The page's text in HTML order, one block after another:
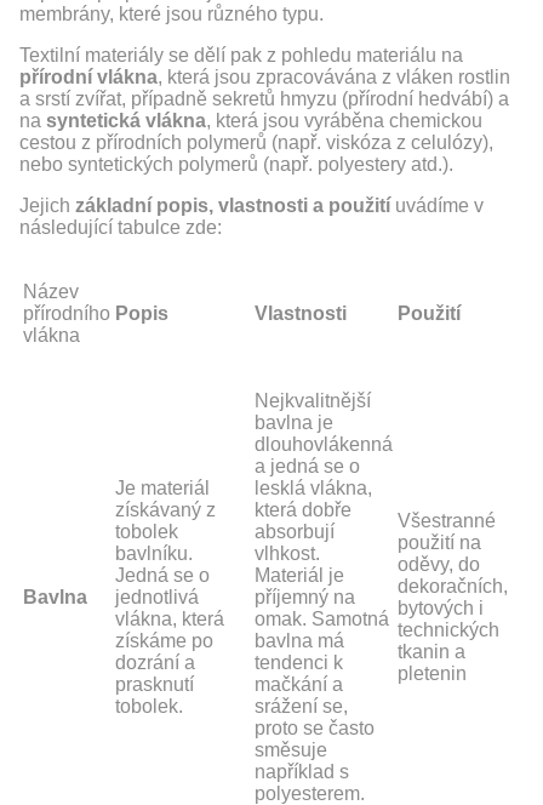
membrány, které jsou různého typu.
Textilní materiály se dělí pak z pohledu materiálu na
přírodní vlákna, která jsou zpracovávána z vláken rostlin
a srstí zvířat, případně sekretů hmyzu (přírodní hedvábí) a
na syntetická vlákna, která jsou vyráběna chemickou
cestou z přírodních polymerů (např. viskóza z celulózy),
nebo syntetických polymerů (např. polyestery atd.).
Jejich základní popis, vlastnosti a použití uvádíme v
následující tabulce zde:
Název
přírodního
vlákna
Popis Vlastnosti Použití
Bavlna
Je materiál
získávaný z
tobolek
bavlníku.
Jedná se o
jednotlivá
vlákna, která
získáme po
dozrání a
prasknutí
tobolek.
Nejkvalitnější
bavlna je
dlouhovlákenná
a jedná se o
lesklá vlákna,
která dobře
absorbují
vlhkost.
Materiál je
příjemný na
omak. Samotná
bavlna má
tendenci k
mačkání a
srážení se,
proto se často
směsuje
například s
polyesterem.
Všestranné
použití na
oděvy, do
dekoračních,
bytových i
technických
tkanin a
pletenin